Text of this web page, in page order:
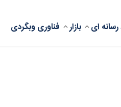
ای بازار فناوریوبگردی